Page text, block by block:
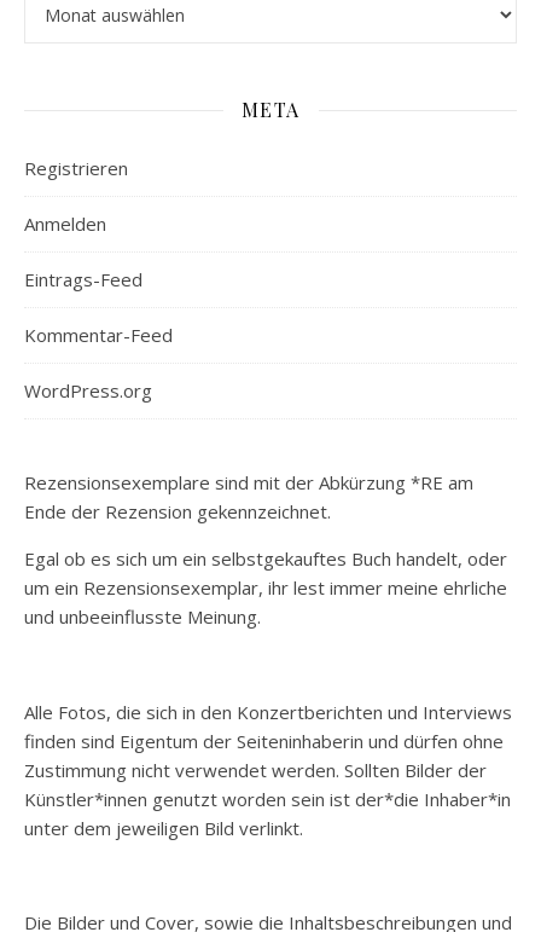
META
Registrieren
Anmelden
Eintrags-Feed
Kommentar-Feed
WordPress.org
Rezensionsexemplare sind mit der Abkürzung *RE am
Ende der Rezension gekennzeichnet.
Egal ob es sich um ein selbstgekauftes Buch handelt, oder
um ein Rezensionsexemplar, ihr lest immer meine ehrliche
und unbeeinflusste Meinung.
Alle Fotos, die sich in den Konzertberichten und Interviews
finden sind Eigentum der Seiteninhaberin und dürfen ohne
Zustimmung nicht verwendet werden. Sollten Bilder der
Künstler*innen genutzt worden sein ist der*die Inhaber*in
unter dem jeweiligen Bild verlinkt.
Die Bilder und Cover, sowie die Inhaltsbeschreibungen und